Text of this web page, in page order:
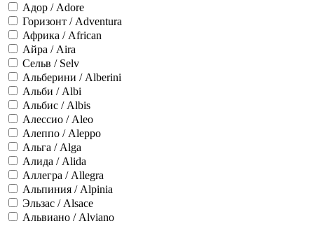
Адор / Adore
Горизонт / Adventura
Африка / African
Айра / Aira
Сельв / Selv
Альберини / Alberini
Альби / Albi
Альбис / Albis
Алессио / Aleo
Алеппо / Aleppo
Альга / Alga
Алида / Alida
Аллегра / Allegra
Альпиния / Alpinia
Эльзас / Alsace
Альвиано / Alviano